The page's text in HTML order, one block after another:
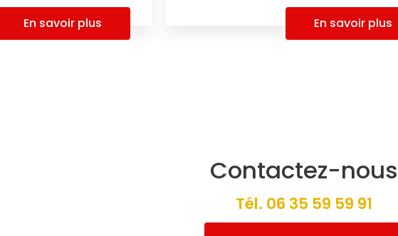
En savoir plus En savoir plus
Contactez-nous
Tél. 06 35 59 59 91